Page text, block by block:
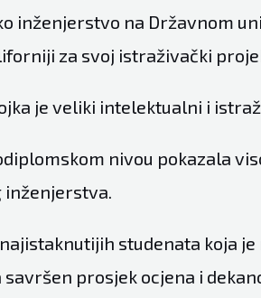
inženjerstvo na Državnom
za svoj istraživački
je veliki intelektualni i
nivou pokazala
inženjerstva.
studenata koja
savršen prosjek ocjena i